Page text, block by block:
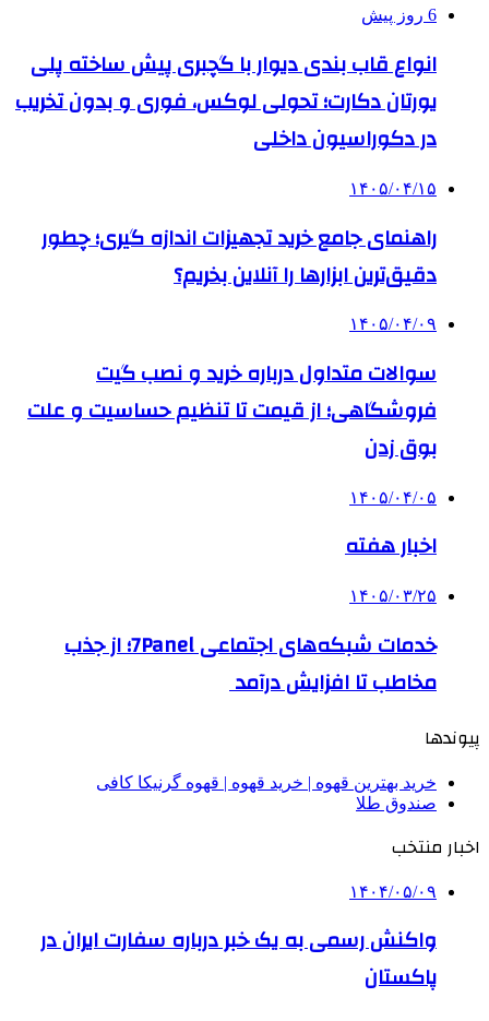
6 روز پیش
انواع قاب بندی دیوار با گچبری پیش ساخته پلی
یورتان دکارت؛ تحولی لوکس، فوری و بدون تخریب
در دکوراسیون داخلی
۱۴۰۵/۰۴/۱۵
راهنمای جامع خرید تجهیزات اندازه گیری؛ چطور
دقیق‌ترین ابزارها را آنلاین بخریم؟
۱۴۰۵/۰۴/۰۹
سوالات متداول درباره خرید و نصب گیت
فروشگاهی؛ از قیمت تا تنظیم حساسیت و علت
بوق زدن
۱۴۰۵/۰۴/۰۵
اخبار هفته
۱۴۰۵/۰۳/۲۵
خدمات شبکه‌های اجتماعی 7Panel؛ از جذب
مخاطب تا افزایش درآمد
پیوندها
خرید بهترین قهوه | خرید قهوه | قهوه گرنیکا کافی
صندوق طلا
اخبار منتخب
۱۴۰۴/۰۵/۰۹
واکنش رسمی به یک خبر درباره سفارت ایران در
پاکستان